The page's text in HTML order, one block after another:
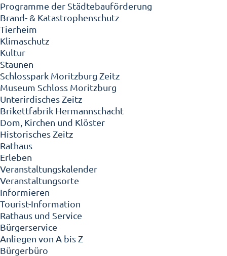
Programme der Städtebauförderung
Brand- & Katastrophenschutz
Tierheim
Klimaschutz
Kultur
Staunen
Schlosspark Moritzburg Zeitz
Museum Schloss Moritzburg
Unterirdisches Zeitz
Brikettfabrik Hermannschacht
Dom, Kirchen und Klöster
Historisches Zeitz
Rathaus
Erleben
Veranstaltungskalender
Veranstaltungsorte
Informieren
Tourist-Information
Rathaus und Service
Bürgerservice
Anliegen von A bis Z
Bürgerbüro